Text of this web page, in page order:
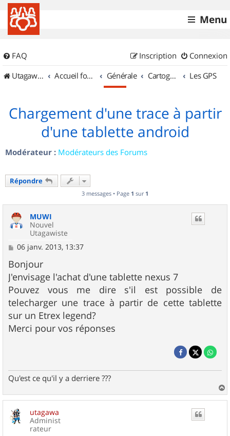
Menu
FAQ Connexion
Inscription
UtagawaVTT (Randos VTT et VTTAE avec traces GPS)
Accueil forum Générale Cartographie et GPS Les GPS
Chargement d'une trace à partir
d'une tablette android
Modérateur : Modérateurs des Forums
Répondre
3 messages • Page 1 sur 1
MUWI
Nouvel
Utagawiste
M
s
s
a
g
e
06 janv. 2013, 13:37
Bonjour
J'envisage l'achat d'une tablette nexus 7
Pouvez vous me dire s'il est possible de
telecharger une trace à partir de cette tablette
sur un Etrex legend?
Merci pour vos réponses
Qu'est ce qu'il y a derriere ???
a
u
utagawa
Administ
rateur